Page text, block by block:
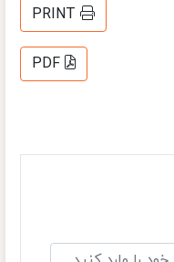
PRINT
PDF